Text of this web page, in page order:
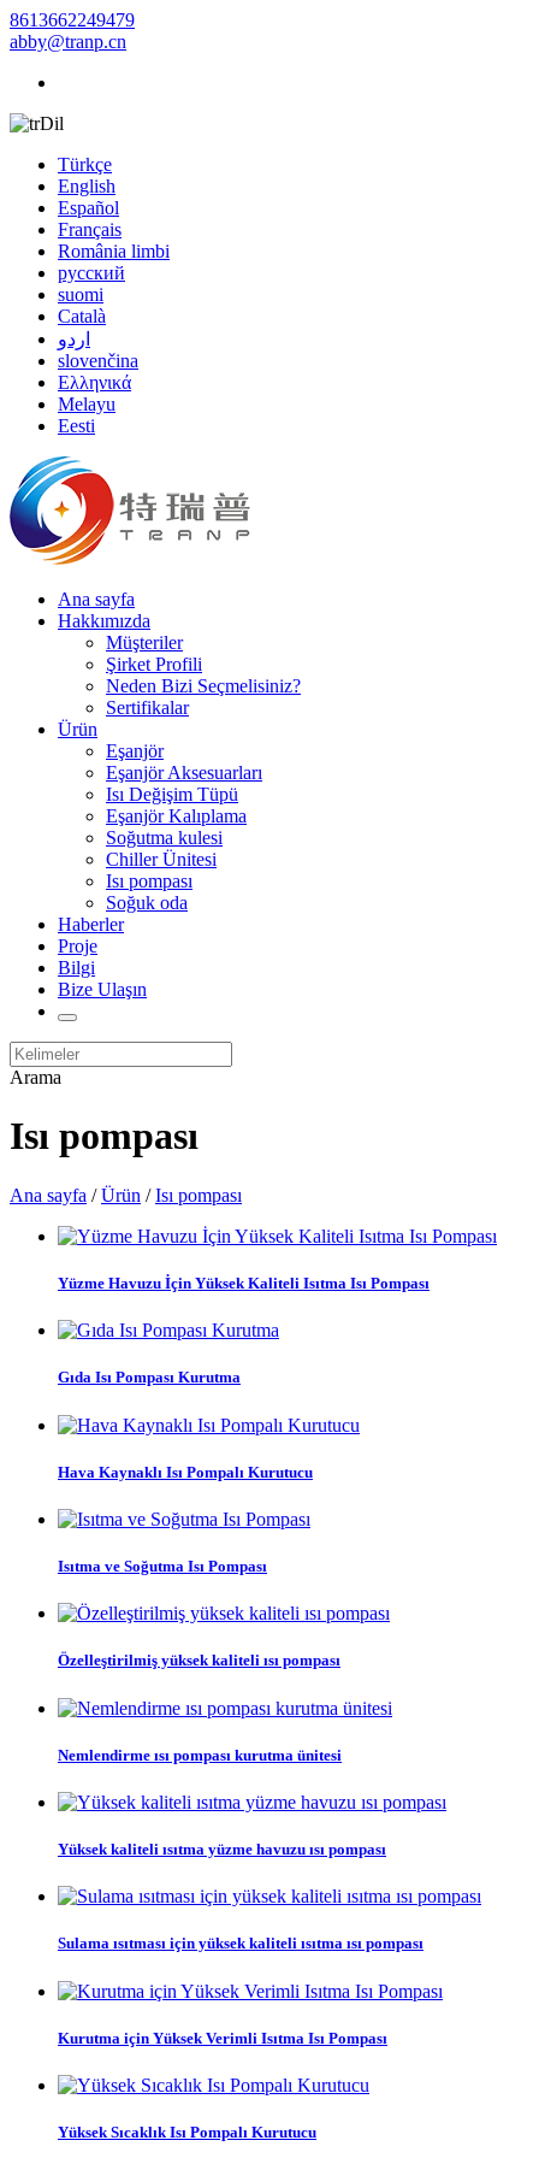
8613662249479
abby@tranp.cn
Dil
Türkçe
English
Español
Français
România limbi
русский
suomi
Català
اردو
slovenčina
Ελληνικά
Melayu
Eesti
Ana sayfa
Hakkımızda
Müşteriler
Şirket Profili
Neden Bizi Seçmelisiniz?
Sertifikalar
Ürün
Eşanjör
Eşanjör Aksesuarları
Isı Değişim Tüpü
Eşanjör Kalıplama
Soğutma kulesi
Chiller Ünitesi
Isı pompası
Soğuk oda
Haberler
Proje
Bilgi
Bize Ulaşın
Arama
Isı pompası
Ana sayfa /Ürün /Isı pompası
Yüzme Havuzu İçin Yüksek Kaliteli Isıtma Isı Pompası
Gıda Isı Pompası Kurutma
Hava Kaynaklı Isı Pompalı Kurutucu
Isıtma ve Soğutma Isı Pompası
Özelleştirilmiş yüksek kaliteli ısı pompası
Nemlendirme ısı pompası kurutma ünitesi
Yüksek kaliteli ısıtma yüzme havuzu ısı pompası
Sulama ısıtması için yüksek kaliteli ısıtma ısı pompası
Kurutma için Yüksek Verimli Isıtma Isı Pompası
Yüksek Sıcaklık Isı Pompalı Kurutucu